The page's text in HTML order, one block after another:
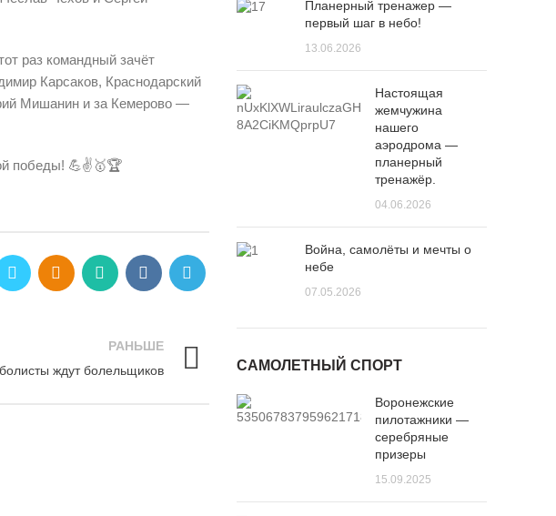
раз командный зачёт
Карсаков, Краснодарский
Мишанин и за Кемерово —
победы! 💪✌️🥇🏆
РАНЬШЕ
ждут болельщиков
Планерный тренажер —
первый шаг в небо!
13.06.2026
Настоящая
жемчужина
нашего
аэродрома —
планерный
тренажёр.
04.06.2026
Война, самолёты и мечты о
небе
07.05.2026
САМОЛЕТНЫЙ СПОРТ
Воронежские
пилотажники —
серебряные
призеры
15.09.2025